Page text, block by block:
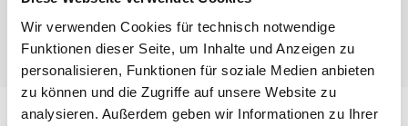
Wir verwenden Cookies für technisch notwendige
Funktionen dieser Seite, um Inhalte und Anzeigen zu
personalisieren, Funktionen für soziale Medien anbieten
zu können und die Zugriffe auf unsere Website zu
analysieren. Außerdem geben wir Informationen zu Ihrer
Weidezaun für Hühner
Weitere nützliche Informationen / Themen